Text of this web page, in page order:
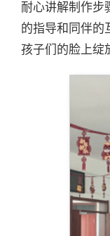
耐心讲解制作
的指导和同伴的
孩子们的脸上绽